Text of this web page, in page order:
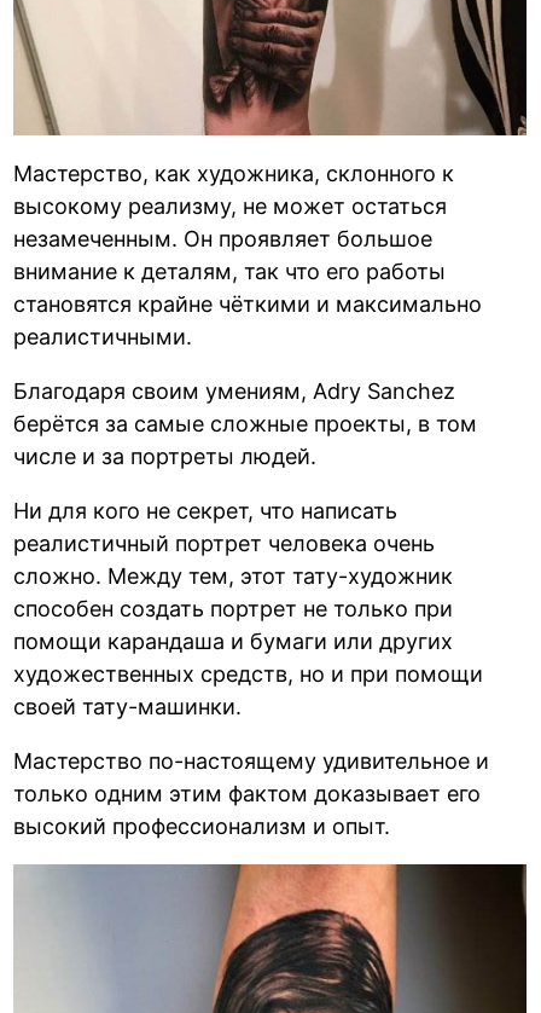
Мастерство, как художника, склонного к
высокому реализму, не может остаться
незамеченным. Он проявляет большое
внимание к деталям, так что его работы
становятся крайне чёткими и максимально
реалистичными.
Благодаря своим умениям, Adry Sanchez
берётся за самые сложные проекты, в том
числе и за портреты людей.
Ни для кого не секрет, что написать
реалистичный портрет человека очень
сложно. Между тем, этот тату-художник
способен создать портрет не только при
помощи карандаша и бумаги или других
художественных средств, но и при помощи
своей тату-машинки.
Мастерство по-настоящему удивительное и
только одним этим фактом доказывает его
высокий профессионализм и опыт.